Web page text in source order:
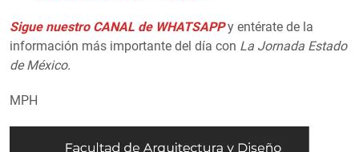
Sigue nuestro CANAL de WHATSAPP y entérate de la
información más importante del día con La Jornada Estado
de México.
MPH